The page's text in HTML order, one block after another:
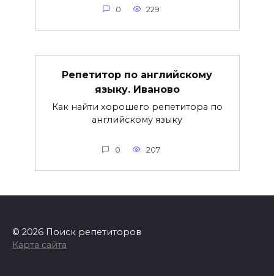
0 229
Репетитор по английскому
языку. Иваново
Как найти хорошего репетитора по
английскому языку
0 207
© 2026 Поиск репетиторов
Карта сайта